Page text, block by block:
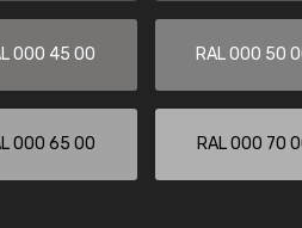
000 45 00 RAL 000 50
000 65 00 RAL 000 70